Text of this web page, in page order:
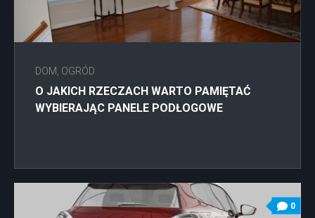
DOM, OGRÓD
O JAKICH RZECZACH WARTO PAMIĘTAĆ
WYBIERAJĄC PANELE PODŁOGOWE
0